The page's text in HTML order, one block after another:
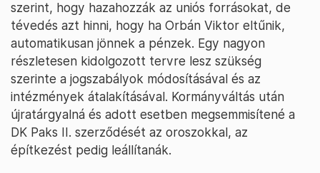
szerint, hogy hazahozzák az uniós forrásokat, de
tévedés azt hinni, hogy ha Orbán Viktor eltűnik,
automatikusan jönnek a pénzek. Egy nagyon
részletesen kidolgozott tervre lesz szükség
szerinte a jogszabályok módosításával és az
intézmények átalakításával. Kormányváltás után
újratárgyalná és adott esetben megsemmisítené a
DK Paks II. szerződését az oroszokkal, az
építkezést pedig leállítanák.